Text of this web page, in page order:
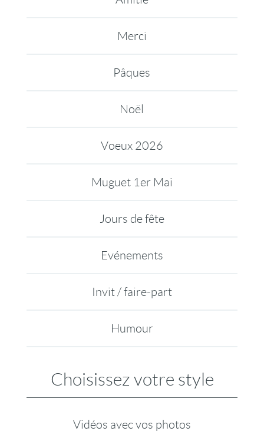
Merci
Pâques
Noël
Voeux 2026
Muguet 1er Mai
Jours de fête
Evénements
Invit / faire-part
Humour
Choisissez votre style
Vidéos avec vos photos